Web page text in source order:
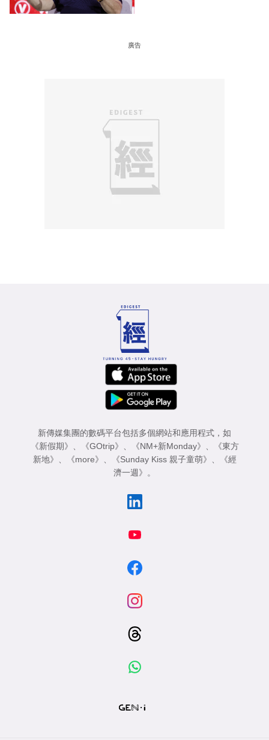
廣告
新傳媒集團的數碼平台包括多個網站和應用程式，如
《新假期》
《GOtrip》 《NM+新Monday》
《東方
新地》
《more》 《Sunday Kiss 親子童萌》
《經
濟一週》
。